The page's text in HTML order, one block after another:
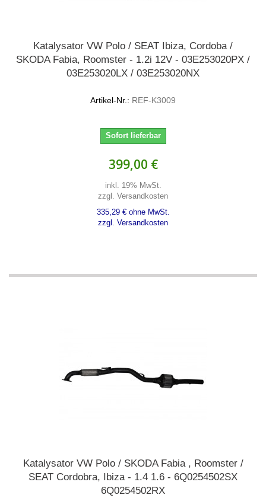
Katalysator VW Polo / SEAT Ibiza, Cordoba /
SKODA Fabia, Roomster - 1.2i 12V - 03E253020PX /
03E253020LX / 03E253020NX
Artikel-Nr.: REF-K3009
Sofort lieferbar
399,00 €
inkl. 19% MwSt.
zzgl. Versandkosten
335,29 € ohne MwSt.
zzgl. Versandkosten
Katalysator VW Polo / SKODA Fabia , Roomster /
SEAT Cordobra, Ibiza - 1.4 1.6 - 6Q0254502SX
6Q0254502RX